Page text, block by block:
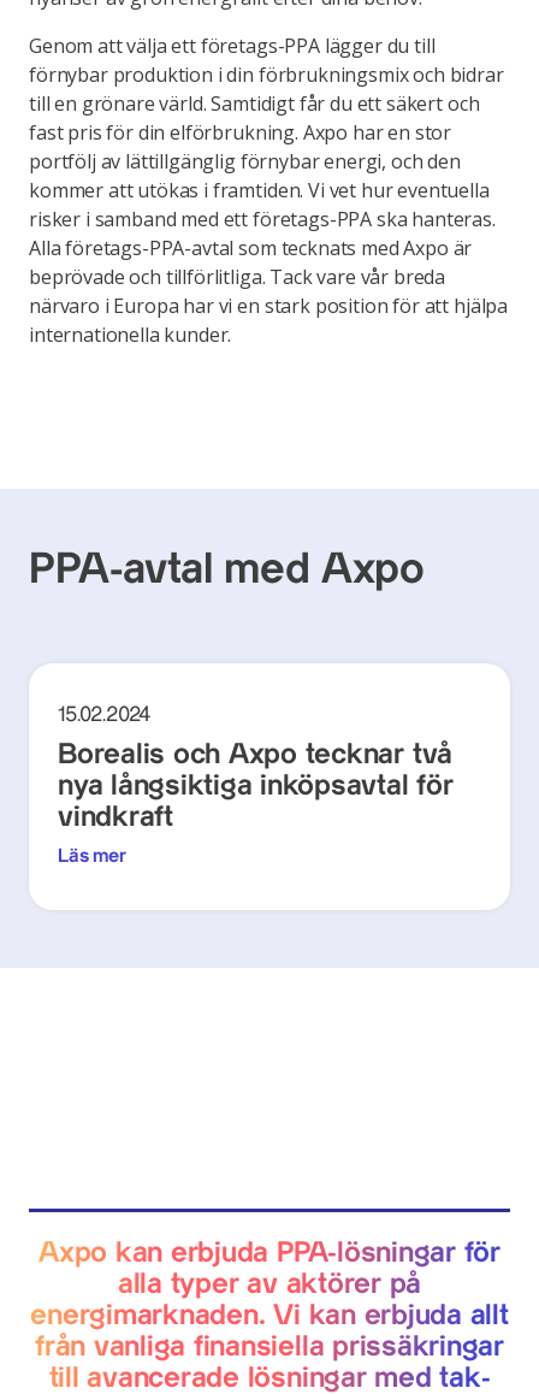
Genom att välja ett företags-PPA lägger du till
förnybar produktion i din förbrukningsmix och bidrar
till en grönare värld. Samtidigt får du ett säkert och
fast pris för din elförbrukning. Axpo har en stor
portfölj av lättillgänglig förnybar energi, och den
kommer att utökas i framtiden. Vi vet hur eventuella
risker i samband med ett företags-PPA ska hanteras.
Alla företags-PPA-avtal som tecknats med Axpo är
beprövade och tillförlitliga. Tack vare vår breda
närvaro i Europa har vi en stark position för att hjälpa
internationella kunder.
PPA-avtal med Axpo
15.02.2024
Borealis och Axpo tecknar två
nya långsiktiga inköpsavtal för
vindkraft
Läs mer
Axpo kan erbjuda PPA-lösningar för
alla typer av aktörer på
energimarknaden. Vi kan erbjuda allt
från vanliga finansiella prissäkringar
till avancerade lösningar med tak-